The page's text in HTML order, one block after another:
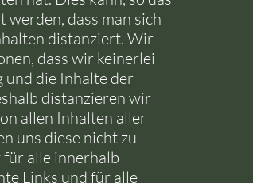
werden, dass man sich
distanziert. Wir
dass wir keinerlei
und die Inhalte der
distanzieren wir
allen Inhalten aller
uns diese nicht zu
für alle innerhalb
Links und für alle